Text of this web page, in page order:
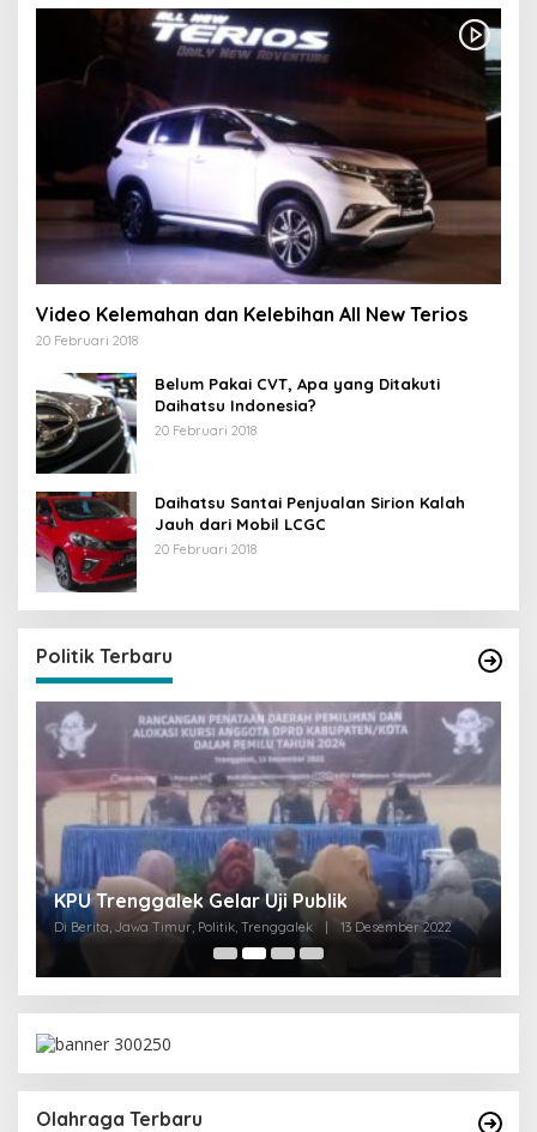
Video Kelemahan dan Kelebihan All New Terios
20 Februari 2018
Belum Pakai CVT, Apa yang Ditakuti
Daihatsu Indonesia?
20 Februari 2018
Daihatsu Santai Penjualan Sirion Kalah
Jauh dari Mobil LCGC
20 Februari 2018
Politik Terbaru
KPU Trenggalek Gelar Uji Publik
Di Berita, Jawa Timur, Politik, Trenggalek 13 Desember 2022
Olahraga Terbaru